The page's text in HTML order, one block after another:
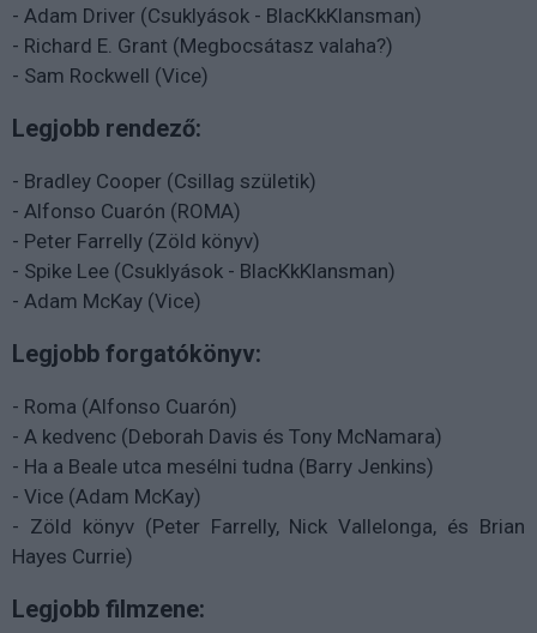
- Adam Driver (Csuklyások - BlacKkKlansman)
- Richard E. Grant (Megbocsátasz valaha?)
- Sam Rockwell (Vice)
Legjobb rendező:
- Bradley Cooper (Csillag születik)
- Alfonso Cuarón (ROMA)
- Peter Farrelly (Zöld könyv)
- Spike Lee (Csuklyások - BlacKkKlansman)
- Adam McKay (Vice)
Legjobb forgatókönyv:
- Roma (Alfonso Cuarón)
- A kedvenc (Deborah Davis és Tony McNamara)
- Ha a Beale utca mesélni tudna (Barry Jenkins)
- Vice (Adam McKay)
- Zöld könyv (Peter Farrelly, Nick Vallelonga, és Brian
Hayes Currie)
Legjobb filmzene: